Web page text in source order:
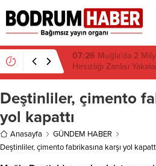
07:26 Muğla’da 2
Hırsızlığı Zanlısı
Deştinliler, çimento
yol kapattı
Anasayfa
GÜNDEM HABER
Deştinliler, çimento fabrikasına karşı yol